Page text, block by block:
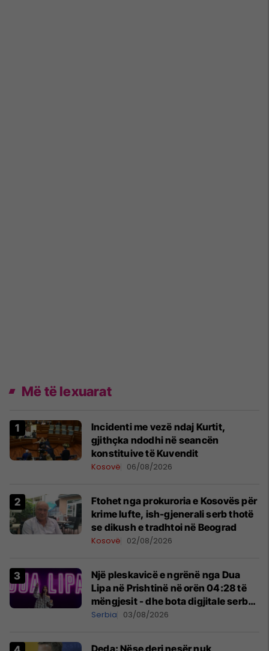
Më të lexuarat
Incidenti me vezë ndaj Kurtit,
gjithçka ndodhi në seancën
konstituive të Kuvendit
Kosovë 06/08/2026
Ftohet nga prokuroria e Kosovës për
krime lufte, ish-gjenerali serb thotë
se dikush e tradhtoi në Beograd
Kosovë 02/08/2026
Një pleskavicë e ngrënë nga Dua
Lipa në Prishtinë në orën 04:28 të
mëngjesit - dhe bota digjitale serbe
shpall gjendjen e luftës
Serbia 03/08/2026
Deda: Nëse deri nesër nuk